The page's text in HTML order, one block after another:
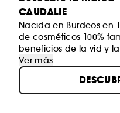
CAUDALIE
Nacida en Burdeos en
de cosméticos 100%
beneficios de la vid y
Mathilde y Bertrand
polifenoles, los
mundo vegetal. Los
naturales, eficaces y
una estricta carta de
Ver más